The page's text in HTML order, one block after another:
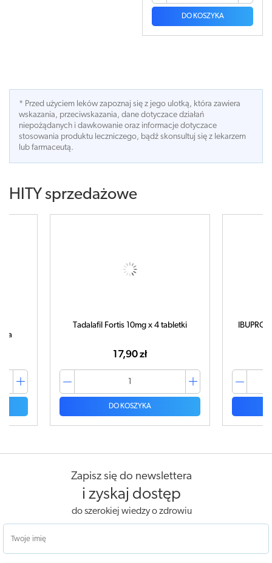
DO KOSZYKA
* Przed użyciem leków zapoznaj się z jego ulotką, która zawiera
wskazania, przeciwskazania, dane dotyczace działań
niepożądanych i dawkowanie oraz informacje dotyczace
stosowania produktu leczniczego, bądź skonsultuj się z lekarzem
lub farmaceutą.
HITY sprzedażowe
Tadalafil Fortis 10mg x 4 tabletki
17,90 zł
DO KOSZYKA
Zapisz się do newslettera
i zyskaj dostęp
do szerokiej wiedzy o zdrowiu